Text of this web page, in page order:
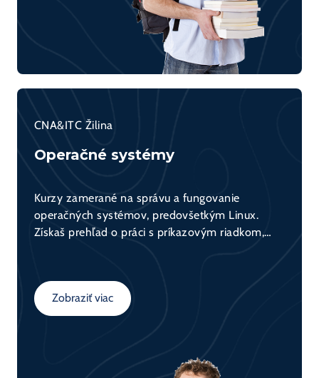
CNA&ITC Žilina
Operačné systémy
Kurzy zamerané na správu a fungovanie
operačných systémov, predovšetkým Linux.
Získaš prehľad o práci s príkazovým riadkom,
administrátorov aj vývojárov.
Zobraziť viac